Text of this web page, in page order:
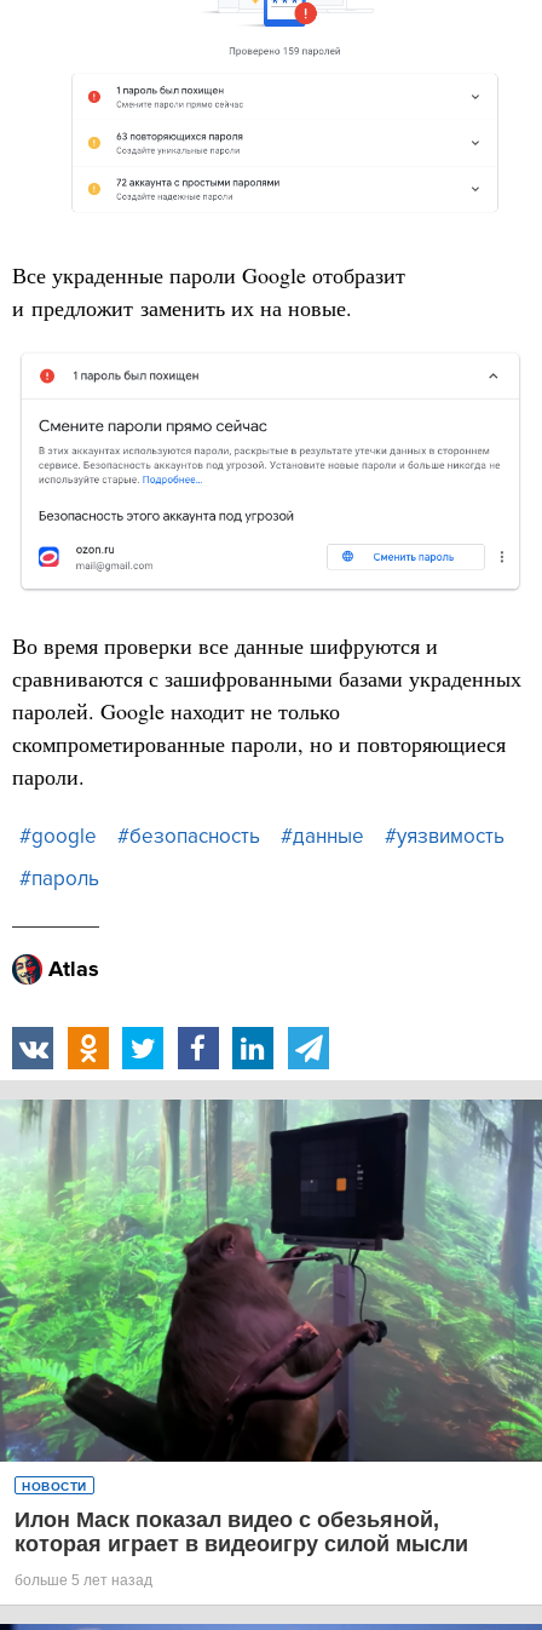
Все украденные пароли Google отобразит
и предложит заменить их на новые.
Во время проверки все данные шифруются и
сравниваются с зашифрованными базами украденных
паролей. Google находит не только
скомпрометированные пароли, но и повторяющиеся
пароли.
#google #безопасность #данные
#уязвимость
#пароль
Atlas
НОВОСТИ
Илон Маск показал видео с обезьяной,
которая играет в видеоигру силой мысли
больше 5 лет назад